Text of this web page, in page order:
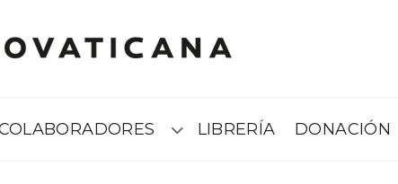
Submenú
LIBRERÍA DONACIÓN